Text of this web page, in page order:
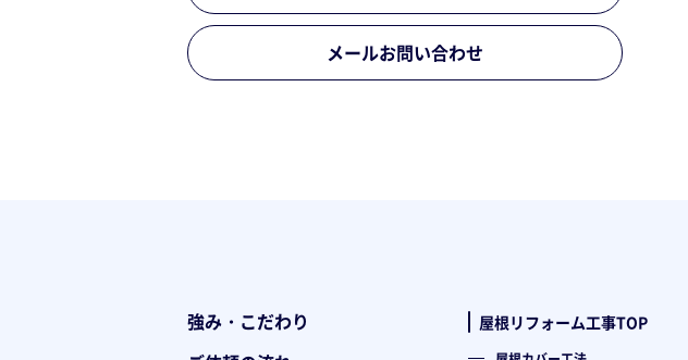
メールお問い合わせ
強み・こだわり
屋根リフォーム工事TOP